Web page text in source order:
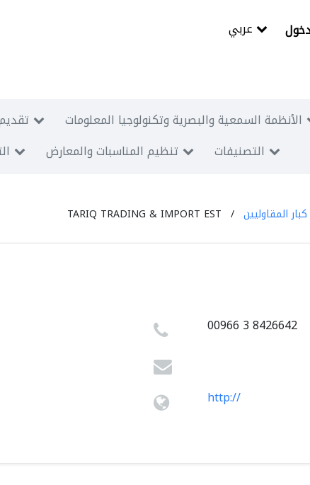
الأنظمة السمعية والبصرية وتكنولوجيا المعلومات
تنظيم المناسبات والمعارض التصنيفات
كبار المقاوليين TARIQ TRADING & IMPORT EST
00966 3 8426642
http://